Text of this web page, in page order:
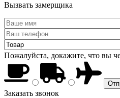
Вызвать замерщика
Пожалуйста, докажите, что вы
Заказать звонок